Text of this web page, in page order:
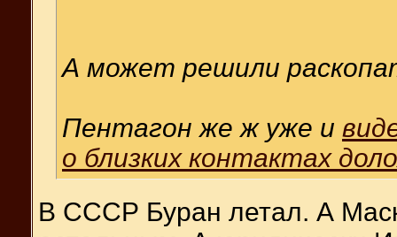
А может решили
Пентагон же ж уже и
о близких контактах
В СССР Буран летал. А